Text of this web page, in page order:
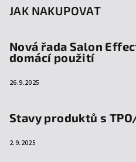
JAK NAKUPOVAT
Nová řada Salon
domácí použití
26.9.2025
Stavy produktů s
2.9.2025